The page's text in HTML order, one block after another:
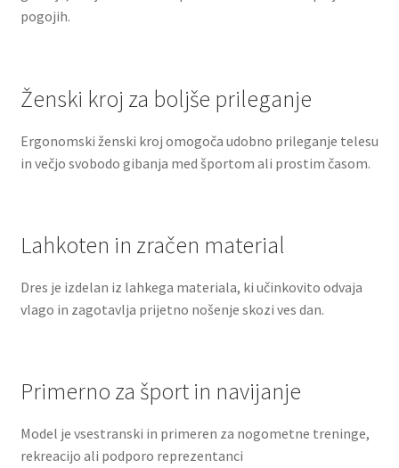
pogojih.
Ženski kroj za boljše prileganje
Ergonomski ženski kroj omogoča udobno prileganje telesu
in večjo svobodo gibanja med športom ali prostim časom.
Lahkoten in zračen material
Dres je izdelan iz lahkega materiala, ki učinkovito odvaja
vlago in zagotavlja prijetno nošenje skozi ves dan.
Primerno za šport in navijanje
Model je vsestranski in primeren za nogometne treninge,
rekreacijo ali podporo reprezentanci